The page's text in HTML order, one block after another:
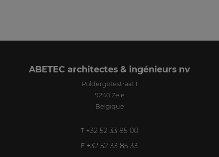
ABETEC architectes & ingénieurs nv
Poldergotestraat 1
9240 Zele
Belgique
T +32 52 33 85 00
F +32 52 33 85 33